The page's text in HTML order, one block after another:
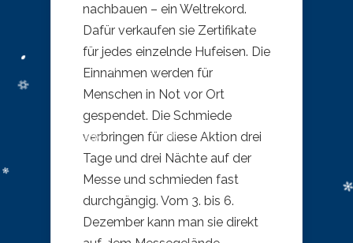
nachbauen – ein Weltrekord.
Dafür verkaufen sie Zertifikate
für jedes einzelnde Hufeisen. Die
Einnahmen werden für
Menschen in Not vor Ort
gespendet. Die Schmiede
verbringen für diese Aktion drei
Tage und drei Nächte auf der
Messe und schmieden fast
durchgängig. Vom 3. bis 6.
Dezember kann man sie direkt